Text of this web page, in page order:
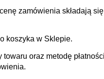
zamówienia składają
koszyka w Sklepie.
oraz metodę